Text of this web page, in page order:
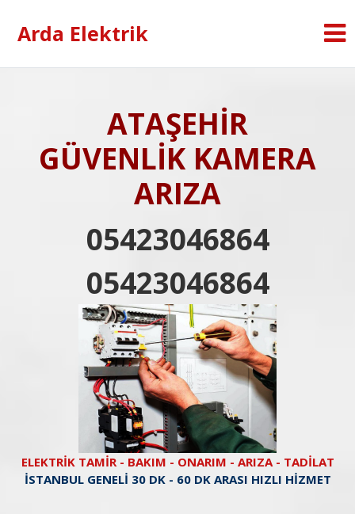
Arda Elektrik
ATAŞEHİR
GÜVENLİK KAMERA
ARIZA
05423046864
05423046864
ELEKTRİK TAMİR - BAKIM - ONARIM - ARIZA - TADİLAT
İSTANBUL GENELİ 30 DK - 60 DK ARASI HIZLI HİZMET